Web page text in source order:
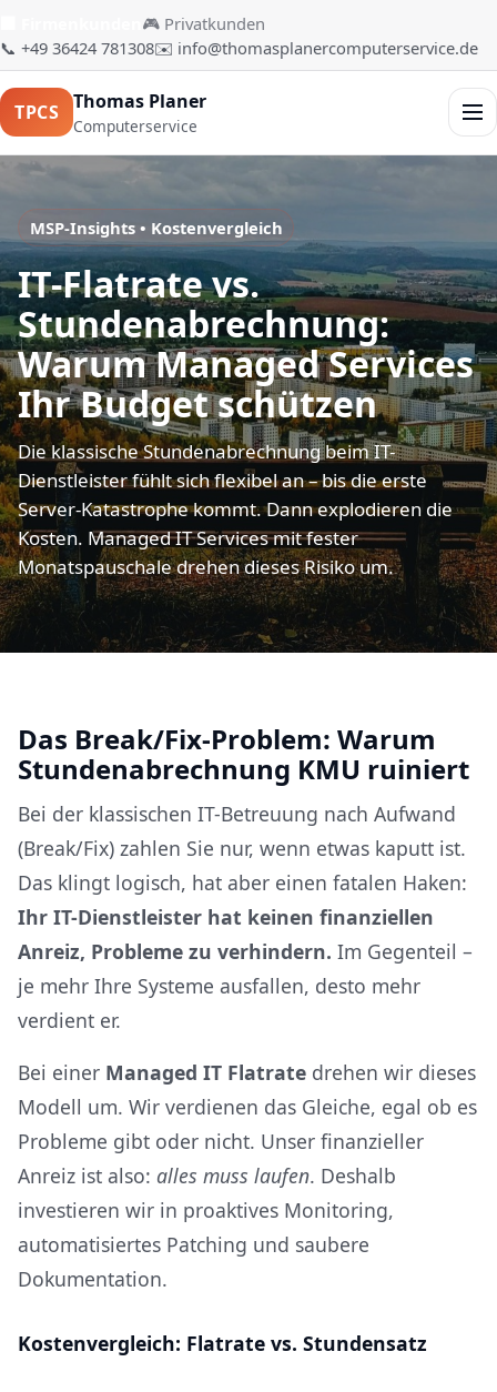
🎮 Privatkunden
📞 +49 36424 781308✉️ info@thomasplanercomputerservice.de
TPCS Thomas Planer
Computerservice
MSP-Insights • Kostenvergleich
IT-Flatrate vs.
Stundenabrechnung:
Warum Managed Services
Ihr Budget schützen
Die klassische Stundenabrechnung beim IT-
Dienstleister fühlt sich flexibel an – bis die erste
Server-Katastrophe kommt. Dann explodieren die
Kosten. Managed IT Services mit fester
Monatspauschale drehen dieses Risiko um.
Das Break/Fix-Problem: Warum
Stundenabrechnung KMU ruiniert
Bei der klassischen IT-Betreuung nach Aufwand
(Break/Fix) zahlen Sie nur, wenn etwas kaputt ist.
Das klingt logisch, hat aber einen fatalen Haken:
Ihr IT-Dienstleister hat keinen finanziellen
Anreiz, Probleme zu verhindern. Im Gegenteil –
je mehr Ihre Systeme ausfallen, desto mehr
verdient er.
Bei einer Managed IT Flatrate drehen wir dieses
Modell um. Wir verdienen das Gleiche, egal ob es
Probleme gibt oder nicht. Unser finanzieller
Anreiz ist also: alles muss laufen. Deshalb
investieren wir in proaktives Monitoring,
automatisiertes Patching und saubere
Dokumentation.
Kostenvergleich: Flatrate vs. Stundensatz